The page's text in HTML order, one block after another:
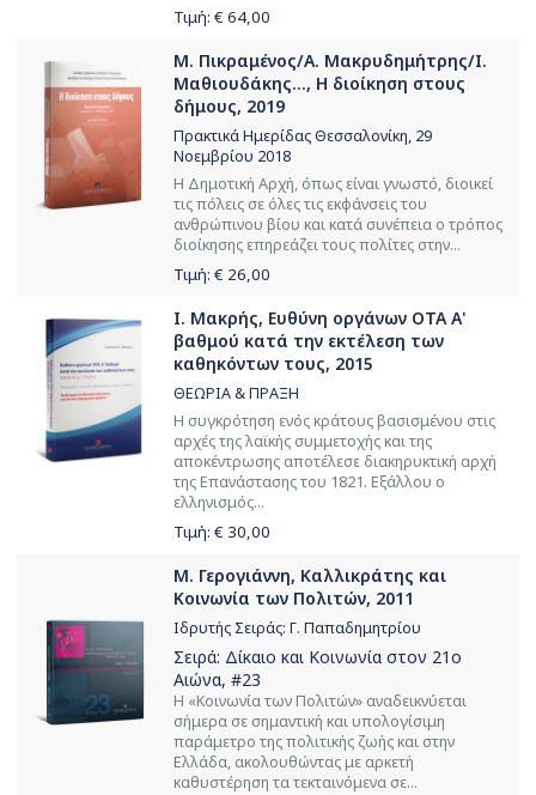
Τιμή: € 64,00
Μ. Πικραμένος/Α. Μακρυδημήτρης/Ι.
Μαθιουδάκης..., Η διοίκηση στους
δήμους, 2019
Πρακτικά Ημερίδας Θεσσαλονίκη, 29
Νοεμβρίου 2018
Η Δημοτική Αρχή, όπως είναι γνωστό, διοικεί
τις πόλεις σε όλες τις εκφάνσεις του
ανθρώπινου βίου και κατά συνέπεια ο τρόπος
διοίκησης επηρεάζει τους πολίτες στην...
Τιμή: € 26,00
Ι. Μακρής, Ευθύνη οργάνων ΟΤΑ Α'
βαθμού κατά την εκτέλεση των
καθηκόντων τους, 2015
ΘΕΩΡΙΑ & ΠΡΑΞΗ
Η συγκρότηση ενός κράτους βασισμένου στις
αρχές της λαϊκής συμμετοχής και της
αποκέντρωσης αποτέλεσε διακηρυκτική αρχή
της Επανάστασης του 1821. Εξάλλου ο
ελληνισμός...
Τιμή: € 30,00
Μ. Γερογιάννη, Καλλικράτης και
Κοινωνία των Πολιτών, 2011
Ιδρυτής Σειράς: Γ. Παπαδημητρίου
Σειρά: Δίκαιο και Κοινωνία στον 21ο
Αιώνα, #23
Η «Κοινωνία των Πολιτών» αναδεικνύεται
σήμερα σε σημαντική και υπολογίσιμη
παράμετρο της πολιτικής ζωής και στην
Ελλάδα, ακολουθώντας με αρκετή
καθυστέρηση τα τεκταινόμενα σε...